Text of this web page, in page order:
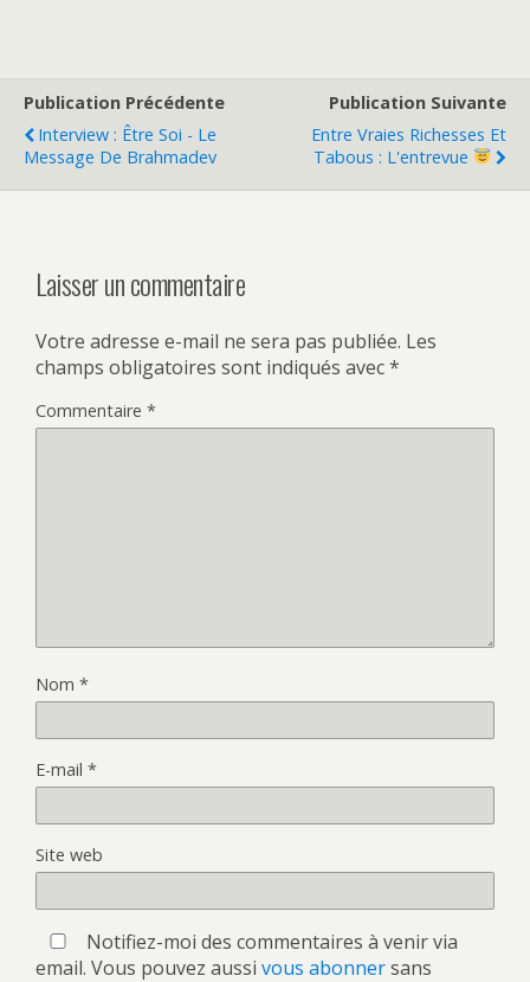
Publication Précédente
Interview : Être Soi - Le
Message De Brahmadev
Publication Suivante
Entre Vraies Richesses Et
Tabous : L'entrevue
Laisser un commentaire
Votre adresse e-mail ne sera pas publiée. Les
champs obligatoires sont indiqués avec*
Commentaire *
Nom *
E-mail *
Site web
Notifiez-moi des commentaires à venir via
email. Vous pouvez aussi vous abonnersans